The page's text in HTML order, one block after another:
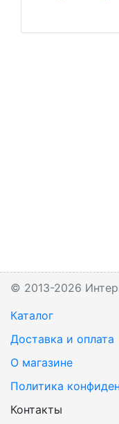
© 2013-2026
Каталог
Доставка и оплата
О магазине
Политика
Контакты